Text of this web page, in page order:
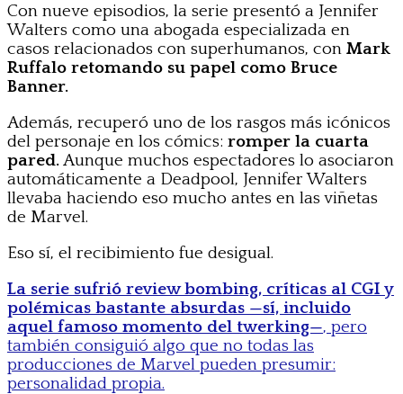
Con nueve episodios, la serie presentó a Jennifer
Walters como una abogada especializada en
casos relacionados con superhumanos, con Mark
Ruffalo retomando su papel como Bruce
Banner.
Además, recuperó uno de los rasgos más icónicos
del personaje en los cómics: romper la cuarta
pared.Aunque muchos espectadores lo asociaron
automáticamente a Deadpool, Jennifer Walters
llevaba haciendo eso mucho antes en las viñetas
de Marvel.
Eso sí, el recibimiento fue desigual.
La serie sufrió review bombing, críticas al CGI y
polémicas bastante absurdas —sí, incluido
aquel famoso momento del twerking—, pero
también consiguió algo que no todas las
producciones de Marvel pueden presumir:
personalidad propia.